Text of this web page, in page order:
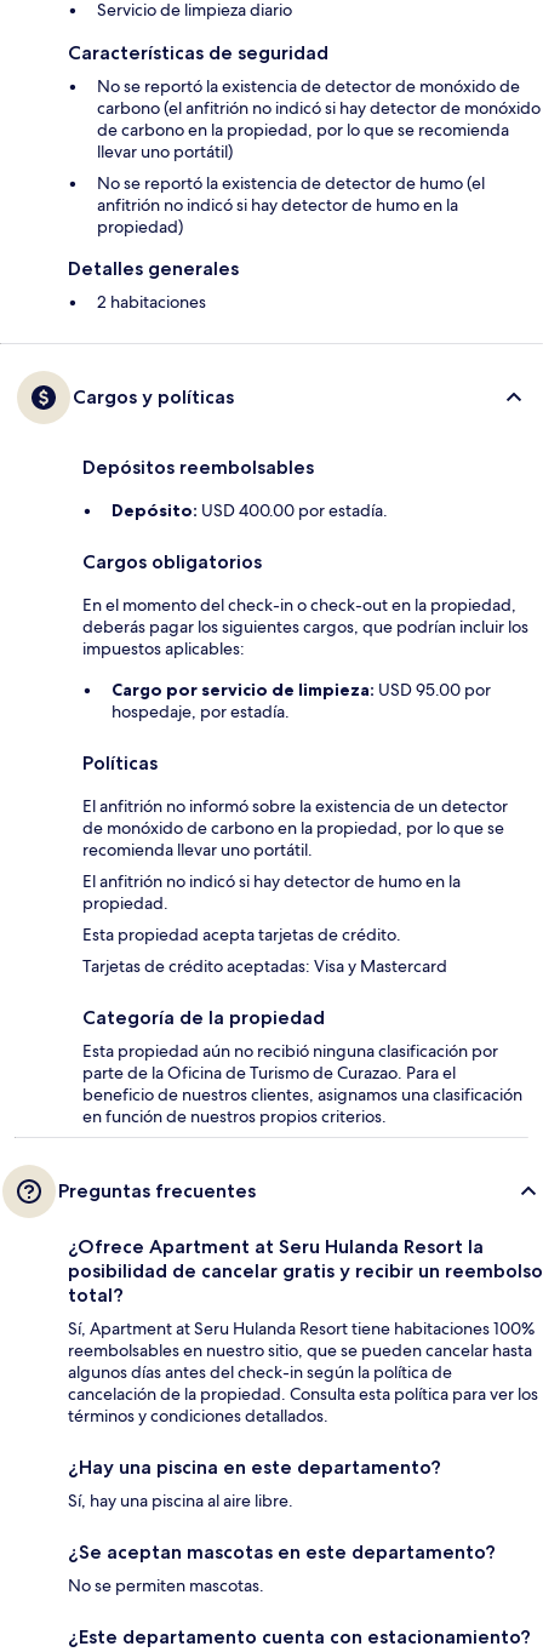
Servicio de limpieza diario
Características de seguridad
No se reportó la existencia de detector de monóxido de
carbono (el anfitrión no indicó si hay detector de monóxido
de carbono en la propiedad, por lo que se recomienda
llevar uno portátil)
No se reportó la existencia de detector de humo (el
anfitrión no indicó si hay detector de humo en la
propiedad)
Detalles generales
2 habitaciones
Cargos y políticas
Depósitos reembolsables
Depósito: USD 400.00 por estadía.
Cargos obligatorios
En el momento del check-in o check-out en la propiedad,
deberás pagar los siguientes cargos, que podrían incluir los
impuestos aplicables:
Cargo por servicio de limpieza: USD 95.00 por
hospedaje, por estadía.
Políticas
El anfitrión no informó sobre la existencia de un detector
de monóxido de carbono en la propiedad, por lo que se
recomienda llevar uno portátil.
El anfitrión no indicó si hay detector de humo en la
propiedad.
Esta propiedad acepta tarjetas de crédito.
Tarjetas de crédito aceptadas: Visa y Mastercard
Categoría de la propiedad
Esta propiedad aún no recibió ninguna clasificación por
parte de la Oficina de Turismo de Curazao. Para el
beneficio de nuestros clientes, asignamos una clasificación
en función de nuestros propios criterios.
Preguntas frecuentes
¿Ofrece Apartment at Seru Hulanda Resort la
posibilidad de cancelar gratis y recibir un reembolso
total?
Sí, Apartment at Seru Hulanda Resort tiene habitaciones 100%
reembolsables en nuestro sitio, que se pueden cancelar hasta
algunos días antes del check-in según la política de
cancelación de la propiedad. Consulta esta política para ver los
términos y condiciones detallados.
¿Hay una piscina en este departamento?
Sí, hay una piscina al aire libre.
¿Se aceptan mascotas en este departamento?
No se permiten mascotas.
¿Este departamento cuenta con estacionamiento?